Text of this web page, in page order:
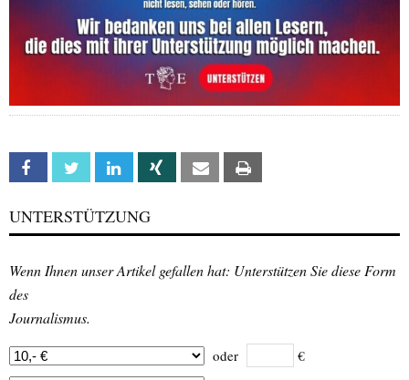
Facebook Twitter Linkedin Xing Email
UNTERSTÜTZUNG
Wenn Ihnen unser Artikel gefallen hat: Unterstützen Sie diese Form
des
Journalismus.
oder €